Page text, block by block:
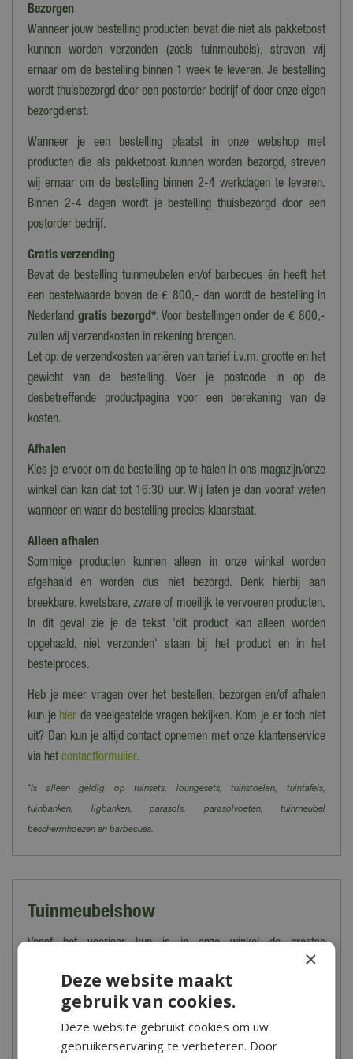
Hoofdmateriaal
Aluminium
Materiaal
Kleur kussens
Grijs
Vorm tafel
Rechthoek
Bezorgen
Wanneer jouw bestelling producten bevat die niet als pakketpost
kunnen worden verzonden (zoals tuinmeubels), streven wij
ernaar om de bestelling binnen 1 week te leveren. Je bestelling
wordt thuisbezorgd door een postorder bedrijf of door onze eigen
bezorgdienst.
Wanneer je een bestelling plaatst in onze webshop met
producten die als pakketpost kunnen worden bezorgd, streven
wij ernaar om de bestelling binnen 2-4 werkdagen te leveren.
Binnen 2-4 dagen wordt je bestelling thuisbezorgd door een
postorder bedrijf.
Gratis verzending
Bevat de bestelling tuinmeubelen en/of barbecues én heeft het
een bestelwaarde boven de € 800,- dan wordt de bestelling in
Nederland gratis bezorgd*. Voor bestellingen onder de € 800,-
zullen wij verzendkosten in rekening brengen.
Let op: de verzendkosten variëren van tarief i.v.m. grootte en het
gewicht van de bestelling. Voer je postcode in op de
desbetreffende productpagina voor een berekening van de
kosten.
Afhalen
Kies je ervoor om de bestelling op te halen in ons magazijn/onze
winkel dan kan dat tot 16:30 uur. Wij laten je dan vooraf weten
wanneer en waar de bestelling precies klaarstaat.
Alleen afhalen
Sommige producten kunnen alleen in onze winkel worden
afgehaald en worden dus niet bezorgd. Denk hierbij aan
breekbare, kwetsbare, zware of moeilijk te vervoeren producten.
In dit geval zie je de tekst 'dit product kan alleen worden
opgehaald, niet verzonden' staan bij het product en in het
bestelproces.
Heb je meer vragen over het bestellen, bezorgen en/of afhalen
kun je hier de veelgestelde vragen bekijken. Kom je er toch niet
uit? Dan kun je altijd contact opnemen met onze klantenservice
via het contactformulier.
*Is alleen geldig op tuinsets, loungesets, tuinstoelen, tuintafels,
tuinbanken, ligbanken, parasols, parasolvoeten, tuinmeubel
beschermhoezen en barbecues.
Tuinmeubelshow
Vanaf het voorjaar kun je in onze winkel de grootse
tuinmeubelshow bezoeken. Een groot aanbod aan tuinmeubelen,
parasols, barbecues, tuinkussens en toebehoren zijn hier
sfeervol voor jou opgesteld. Tijdens een bezoek aan onze
tuinmeubelshow begint het zomergevoel direct te kriebelen!
Wil je zelf de kwaliteit en het comfort ervaren van onze
×
Deze website maakt
gebruik van cookies.
Deze website gebruikt cookies om uw
gebruikerservaring te verbeteren. Door